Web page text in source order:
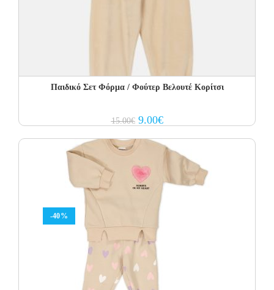
Παιδικό Σετ Φόρμα / Φούτερ Βελουτέ Κορίτσι
15.00€ Original
price
15.00€.
9.00€Current
price
9.00€.
-40%